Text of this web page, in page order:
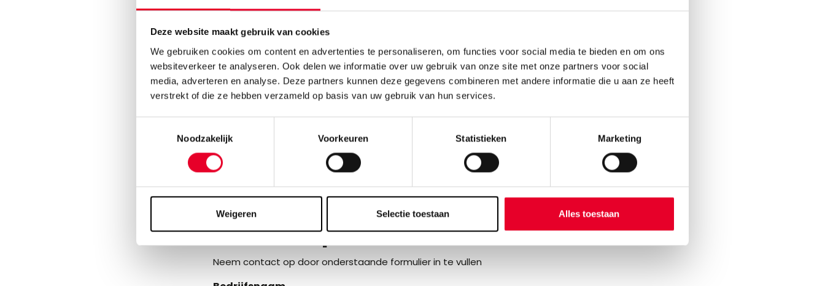
Deze website maakt gebruik van cookies
We gebruiken cookies om content en advertenties te personaliseren, om functies voor social media te bieden en om ons
websiteverkeer te analyseren. Ook delen we informatie over uw gebruik van onze site met onze partners voor social
media, adverteren en analyse. Deze partners kunnen deze gegevens combineren met andere informatie die u aan ze heeft
verstrekt of die ze hebben verzameld op basis van uw gebruik van hun services.
Noodzakelijk
Voorkeuren Statistieken Marketing
Weigeren Selectie toestaan Alles toestaan
Minimaliseren van afwijkingen op een afvullijn metPrinciple Component
14:45 Hoe kan ik zelf aan de slag met AI/ML
15:00 Einde
Praktische informatie
Datum: reeds plaatsgevonden
Taal
: Het gehele webinar wordt in het gegeven
Heeft u het webinar gemist, neem contact op voor meer informatie.
Wilt u meer informatie of contact
met een specialist?
Neem contact op door onderstaande formulier in te vullen